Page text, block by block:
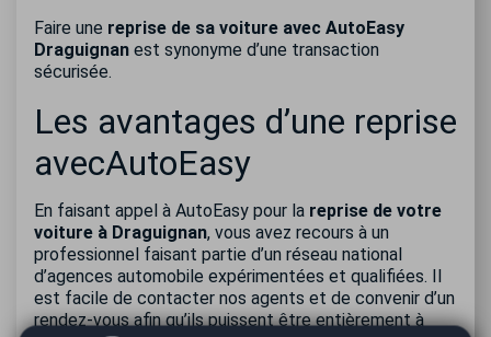
Faire une reprise de sa voiture avec AutoEasy
Draguignan est synonyme d’une transaction
sécurisée.
Les avantages d’une reprise
avecAutoEasy
En faisant appel à AutoEasy pour la reprise de votre
voiture à Draguignan, vous avez recours à un
professionnel faisant partie d’un réseau national
d’agences automobile expérimentées et qualifiées. Il
est facile de contacter nos agents et de convenir d’un
rendez-vous afin qu’ils puissent être entièrement à